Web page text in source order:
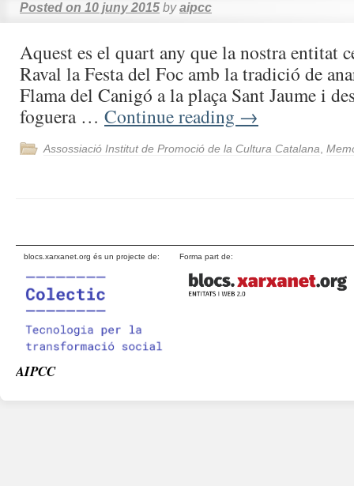
Posted on 10 juny 2015 by aipcc
Aquest es el quart any que la nostra entitat
Raval la Festa del Foc amb la tradició de
Flama del Canigó a la plaça Sant Jaume i
foguera … Continue reading →
Assossiació Institut de Promoció de la Cultura Catalana
blocs.xarxanet.org és un projecte de: Forma part de:
AIPCC